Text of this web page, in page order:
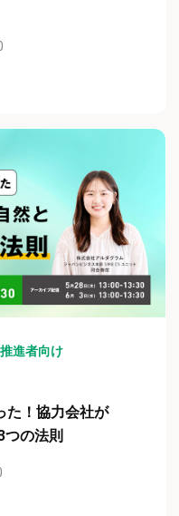
推進者向け
た！協力会社が
の法則